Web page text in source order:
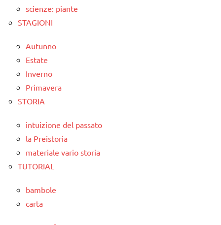
scienze: piante
STAGIONI
Autunno
Estate
Inverno
Primavera
STORIA
intuizione del passato
la Preistoria
materiale vario storia
TUTORIAL
bambole
carta